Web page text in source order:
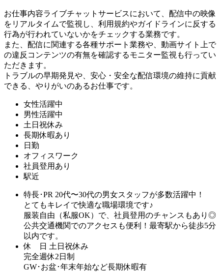
お仕事内容ライブチャットサービスにおいて、配信中の映像
をリアルタイムで監視し、利用規約やガイドラインに反する
行為が行われていないかをチェックする業務です。
また、配信に関連する各種サポート業務や、動画サイト上で
の違反コンテンツの有無を確認するモニター監視も行ってい
ただきます。
トラブルの早期発見や、安心・安全な配信環境の維持に貢献
できる、やりがいのあるお仕事です。
女性活躍中
男性活躍中
土日祝休み
長期休暇あり
日勤
オフィスワーク
社員登用あり
駅近
特長･PR 20代〜30代の男女スタッフが多数活躍中！
とてもキレイで快適な職場環境です♪
服装自由（私服OK）で、社員登用のチャンスもあり◎
公共交通機関でのアクセスも便利！最寄駅から徒歩5分
以内です。
休 日 土日祝休み
完全週休2日制
GW･お盆･年末年始など長期休暇有